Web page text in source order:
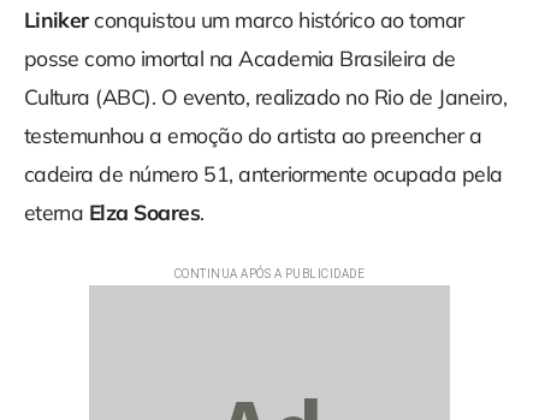
Linikerconquistou um marco histórico ao tomar
posse como imortal na Academia Brasileira de
Cultura (ABC). O evento, realizado no Rio de Janeiro,
testemunhou a emoção do artista ao preencher a
cadeira de número 51, anteriormente ocupada pela
eterna Elza Soares.